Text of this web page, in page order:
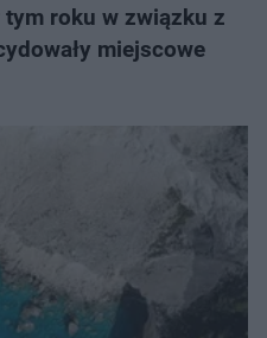
roku w związku z
miejscowe